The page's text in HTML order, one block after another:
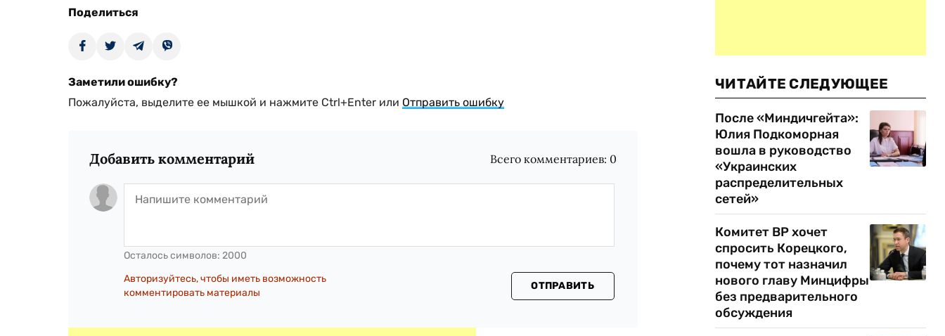
Поделиться
Заметили ошибку?
Пожалуйста, выделите ее мышкой и нажмите Ctrl+Enter или Отправить ошибку
Добавить комментарий Всего комментариев: 0
Осталось символов: 2000
Авторизуйтесь, чтобы иметь возможность
комментировать материалы
ОТПРАВИТЬ
ЧИТАЙТЕ СЛЕДУЮЩЕЕ
После «Миндичгейта»:
Юлия Подкоморная
вошла в руководство
«Украинских
распределительных
сетей»
Комитет ВР хочет
спросить Корецкого,
почему тот назначил
нового главу Минцифры
без предварительного
обсуждения